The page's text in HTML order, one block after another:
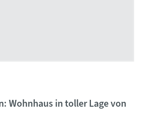
Wohnhaus in toller Lage von